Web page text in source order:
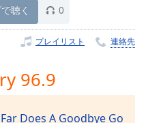
聴く 0
プレイリスト 連絡先
96.9
Does A Goodbye Go